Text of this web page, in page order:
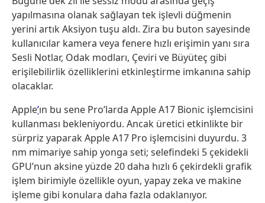
yapılmasına olanak sağlayan tek işlevli düğmenin
yerini artık Aksiyon tuşu aldı. Zira bu buton sayesinde
kullanıcılar kamera veya fenere hızlı erişimin yanı sıra
Sesli Notlar, Odak modları, Çeviri ve Büyüteç gibi
erişilebilirlik özelliklerini etkinleştirme imkanına sahip
olacaklar.
Apple’ın bu sene Pro’larda Apple A17 Bionic işlemcisini
kullanması bekleniyordu. Ancak üretici etkinlikte bir
sürpriz yaparak Apple A17 Pro işlemcisini duyurdu. 3
nm mimariye sahip yonga seti; selefindeki 5 çekidekli
GPU’nun aksine yüzde 20 daha hızlı 6 çekirdekli grafik
işlem birimiyle özellikle oyun, yapay zeka ve makine
işleme gibi konulara daha fazla odaklanıyor.